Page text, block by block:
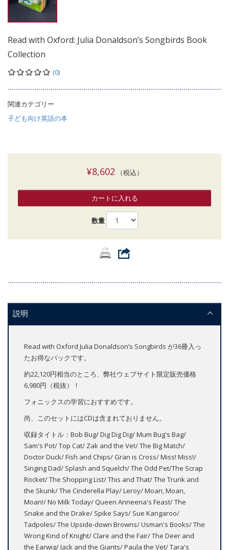
Read with Oxford: Julia Donaldson’s Songbirds Book
Collection
(0)
関連カテゴリー
子ども向け英語の本
¥8,602 （税込）
カートに入れる
数量
説明
Read with Oxford Julia Donaldson’s Songbirds が36冊入っ
たお得なパックです。
約22,120円相当のところ、弊社ウェブサイト限定販売価格
6,980円（税抜）！
フォニックスの学習におすすめです。
尚、このセットにはCDは含まれておりません。
収録タイトル：Bob Bug/ Dig Dig Dig/ Mum Bug's Bag/
Sam's Pot/ Top Cat/ Zak and the Vet/ The Big Match/
Doctor Duck/ Fish and Chips/ Gran is Cross/ Miss! Miss!/
Singing Dad/ Splash and Squelch/ The Odd Pet/The Scrap
Rocket/ The Shopping List/ This and That/ The Trunk and
the Skunk/ The Cinderella Play/ Leroy/ Moan, Moan,
Moan!/ No Milk Today/ Queen Anneena's Feast/ The
Snake and the Drake/ Spike Says/ Sue Kangaroo/
Tadpoles/ The Upside-down Browns/ Usman's Books/ The
Wrong Kind of Knight/ Clare and the Fair/ The Deer and
the Earwig/ Jack and the Giants/ Paula the Vet/ Tara's